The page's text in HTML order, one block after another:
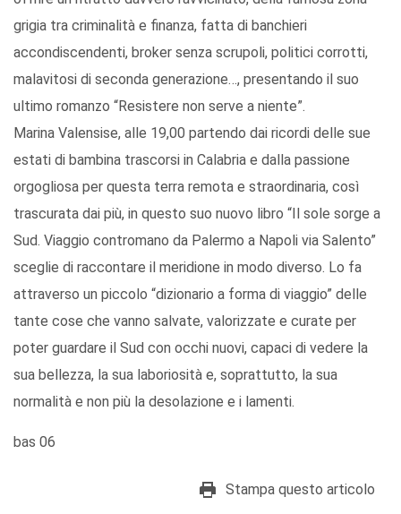
grigia tra criminalità e finanza, fatta di banchieri
accondiscendenti, broker senza scrupoli, politici corrotti,
malavitosi di seconda generazione…, presentando il suo
ultimo romanzo “Resistere non serve a niente”.
Marina Valensise, alle 19,00 partendo dai ricordi delle sue
estati di bambina trascorsi in Calabria e dalla passione
orgogliosa per questa terra remota e straordinaria, così
trascurata dai più, in questo suo nuovo libro “Il sole sorge a
Sud. Viaggio contromano da Palermo a Napoli via Salento”
sceglie di raccontare il meridione in modo diverso. Lo fa
attraverso un piccolo “dizionario a forma di viaggio” delle
tante cose che vanno salvate, valorizzate e curate per
poter guardare il Sud con occhi nuovi, capaci di vedere la
sua bellezza, la sua laboriosità e, soprattutto, la sua
normalità e non più la desolazione e i lamenti.
bas 06
Stampa questo articolo